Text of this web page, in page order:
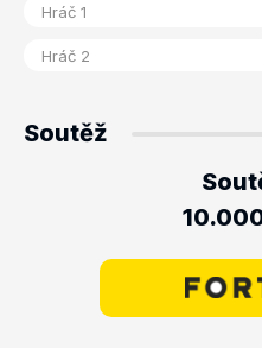
Soutěž